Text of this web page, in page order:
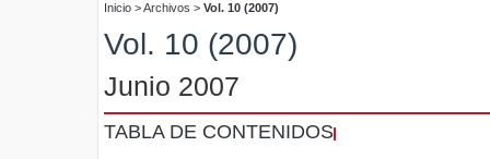
Inicio >Archivos > Vol. 10 (2007)
Vol. 10 (2007)
Junio 2007
TABLA DE CONTENIDOS